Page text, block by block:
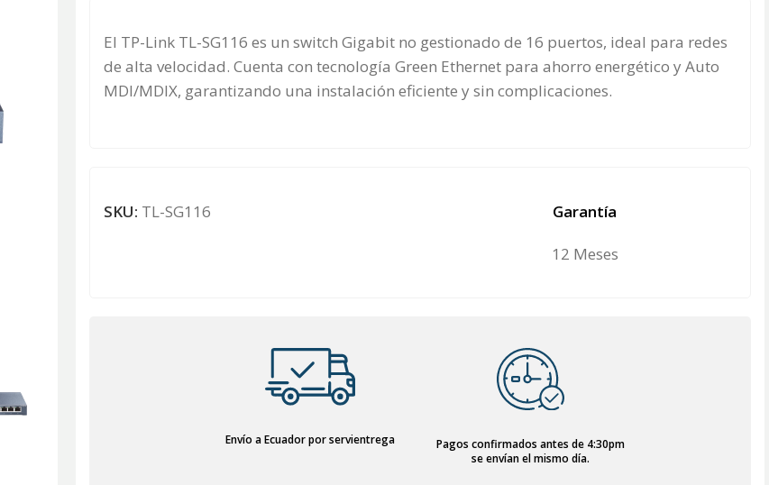
El TP-Link TL-SG116 es un switch Gigabit no gestionado de 16 puertos, ideal para redes
de alta velocidad. Cuenta con tecnología Green Ethernet para ahorro energético y Auto
MDI/MDIX, garantizando una instalación eficiente y sin complicaciones.
SKU: TL-SG116 Garantía
12 Meses
Envío a Ecuador por servientrega
Pagos confirmados antes de 4:30pm
se envían el mismo día.